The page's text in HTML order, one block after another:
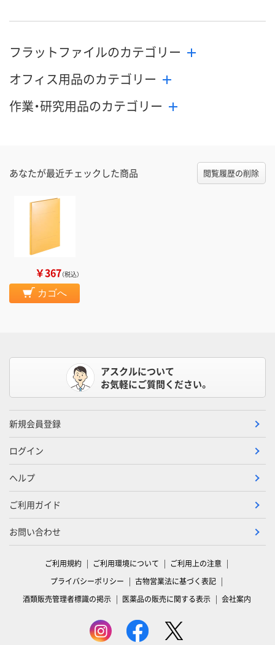
フラットファイルのカテゴリー
オフィス用品のカテゴリー
作業・研究用品のカテゴリー
あなたが最近チェックした商品 閲覧履歴の削除
￥367（税込）
カゴへ
アスクルについて
お気軽にご質問ください。
新規会員登録
ログイン
ヘルプ
ご利用ガイド
お問い合わせ
ご利用規約 ご利用環境について
ご利用上の注意
プライバシーポリシー
古物営業法に基づく表記
酒類販売管理者標識の掲示
医薬品の販売に関する表示 会社案内